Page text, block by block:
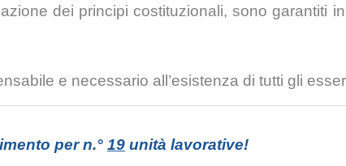
dei principi costituzionali, sono garantiti
e necessario all’esistenza di tutti gli
per n.° 19 unità lavorative!